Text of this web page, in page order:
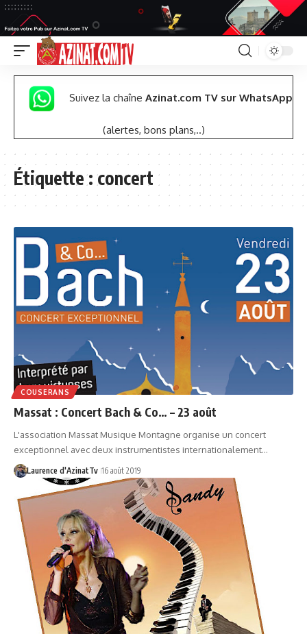
Suivez la chaîne Azinat.com TV sur WhatsApp
(alertes, bons plans,..)
Étiquette :concert
COUSERANS
Massat : Concert Bach & Co… – 23 août
L'association Massat Musique Montagne organise un concert
exceptionnel avec deux instrumentistes internationalement…
Laurence d'AzinatTv 16 août 2019